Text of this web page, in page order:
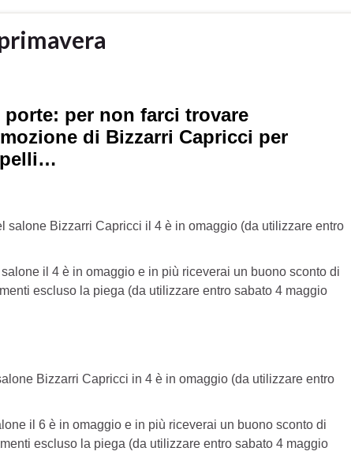
porte: per non farci trovare
di Bizzarri Capricci per
salone Bizzarri Capricci il 4 è in omaggio (da utilizzare entro
il 4 è in omaggio e in più riceverai un buono sconto di
escluso la piega (da utilizzare entro sabato 4 maggio
Bizzarri Capricci in 4 è in omaggio (da utilizzare entro
il 6 è in omaggio e in più riceverai un buono sconto di
escluso la piega (da utilizzare entro sabato 4 maggio